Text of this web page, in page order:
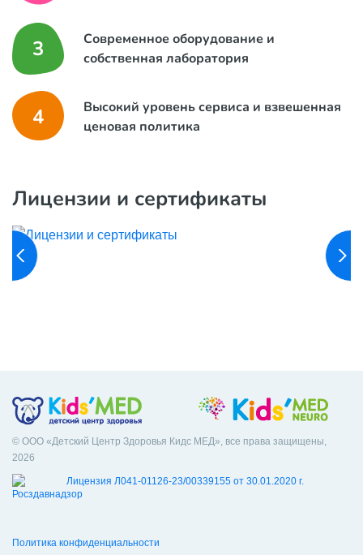
3
Современное оборудование и
собственная лаборатория
4
Высокий уровень сервиса и взвешенная
ценовая политика
Лицензии и сертификаты
© ООО «Детский Центр Здоровья Кидс МЕД», все права защищены,
2026
Лицензия Л041-01126-23/00339155 от 30.01.2020 г.
Политика конфиденциальности